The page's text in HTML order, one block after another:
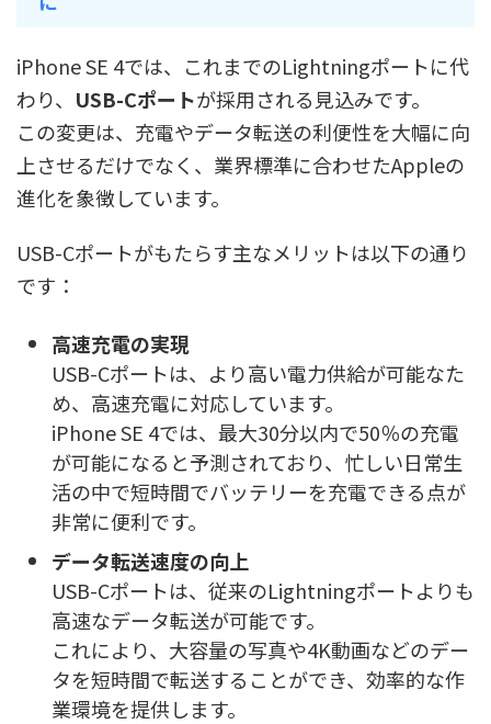
iPhone SE 4では、これまでのLightningポートに代
わり、 USB-Cポートが採用される見込みです。
この変更は、充電やデータ転送の利便性を大幅に向
上させるだけでなく、業界標準に合わせたAppleの
進化を象徴しています。
USB-Cポートがもたらす主なメリットは以下の通り
です：
高速充電の実現
USB-Cポートは、より高い電力供給が可能なた
め、高速充電に対応しています。
iPhone SE 4では、最大30分以内で50％の充電
が可能になると予測されており、忙しい日常生
活の中で短時間でバッテリーを充電できる点が
非常に便利です。
データ転送速度の向上
USB-Cポートは、従来のLightningポートよりも
高速なデータ転送が可能です。
これにより、大容量の写真や4K動画などのデー
タを短時間で転送することができ、効率的な作
業環境を提供します。